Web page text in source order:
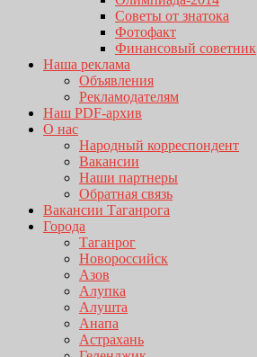
Советы от знатока
Фотофакт
Финансовый советник
Наша реклама
Объявления
Рекламодателям
Наш PDF-архив
О нас
Народный корреспондент
Вакансии
Наши партнеры
Обратная связь
Вакансии Таганрога
Города
Таганрог
Новороссийск
Азов
Алупка
Алушта
Анапа
Астрахань